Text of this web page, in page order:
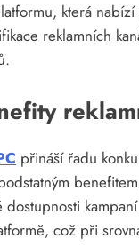
která
reklamních
přináší řadu
což při